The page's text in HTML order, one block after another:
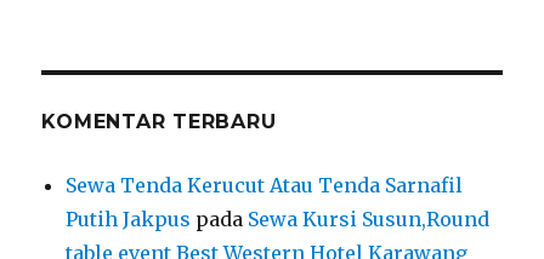
KOMENTAR TERBARU
Sewa Tenda Kerucut Atau Tenda Sarnafil
Putih Jakpus pada Sewa Kursi Susun,Round
table event Best Western Hotel Karawang